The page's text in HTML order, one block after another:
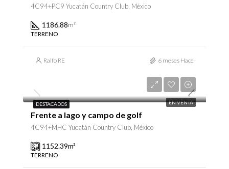
4C94+PC9 Yucatán Country Club, México
1186.88m²
TERRENO
Ralfo RE 6 meses Hace
DESTACADOS EN VENTA
Frente a lago y campo de golf
4C94+MHC Yucatán Country Club, México
1152.39m²
TERRENO